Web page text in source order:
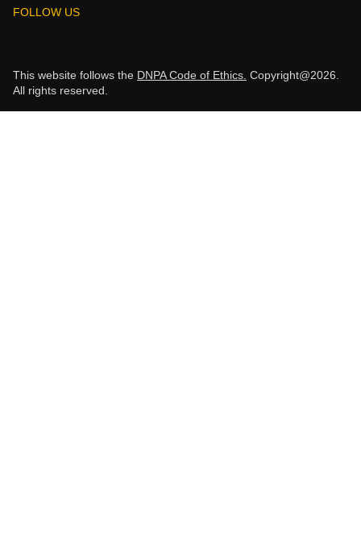
FOLLOW US
This website follows the DNPA Code of Ethics. Copyright@2026.
All rights reserved.